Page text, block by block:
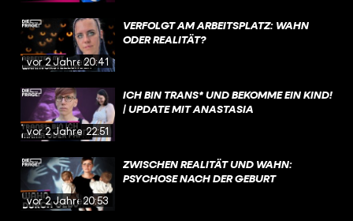
vor 2 Jahren20:41
VERFOLGT AM ARBEITSPLATZ: WAHN
ODER REALITÄT?
vor 2 Jahren22:51
ICH BIN TRANS* UND BEKOMME EIN KIND!
| UPDATE MIT ANASTASIA
vor 2 Jahren20:53
ZWISCHEN REALITÄT UND WAHN:
PSYCHOSE NACH DER GEBURT